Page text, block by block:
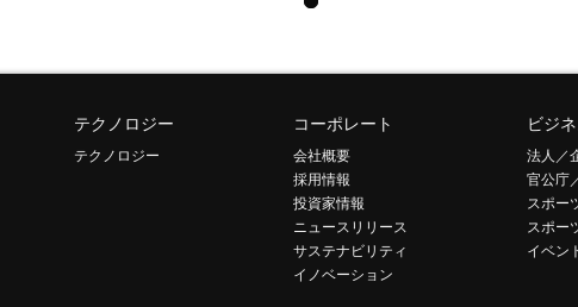
テクノロジー
テクノロジー
コーポレート
会社概要
採用情報
投資家情報
ニュースリリース
サステナビリティ
イノベーション
ビジ
法人／
官公庁
スポー
スポー
イベン